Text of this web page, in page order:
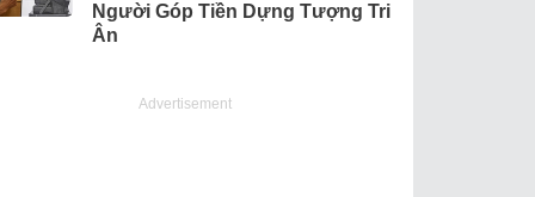
Người Góp Tiền Dựng Tượng Tri
Ân
Advertisement